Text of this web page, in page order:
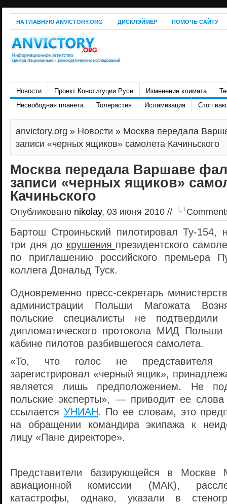
НА ГЛАВНУЮ ANVICTORY.ORG ДИСКЛЭЙМЕР ПОМОЧЬ САЙТУ
Новости Проект Конституции Руси Изменение климата
Несвободная планета
Толерастия Исламизация Стоп
anvictory.org » Новости » Москва передала
записи «черных ящиков» самолета Качиньского
Москва передала Варшаве
записи «черных ящиков»
Качиньского
Опубликовано nikolay, 03 июня 2010 //
Бартош Строиньский пилотировал Ту-154,
три дня до крушения президентского
по приглашению российского премьера
коллега Дональд Туск.
Одновременно пресс-секретарь
администрации Польши Магожата
польские специалисты не подтвердили
дипломатического протокола МИД
кабине пилотов разбившегося самолета.
«То, что голос не представителя
зарегистрировал «черный ящик»,
является лишь предположением. Не
польские эксперты», — приводит ее
ссылается УНИАН. По ее словам, это
на обращении командира экипажа к
лицу «Пане директоре».
Представители базирующейся в Москве
авиационной комиссии (МАК),
катастрофы, однако, указали в